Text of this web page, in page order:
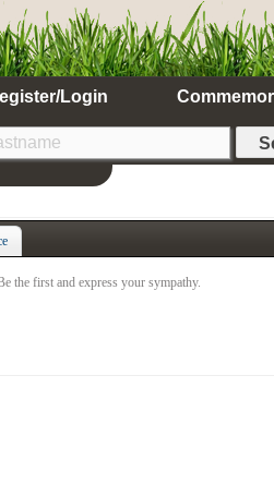
Login
the first and express your sympathy.